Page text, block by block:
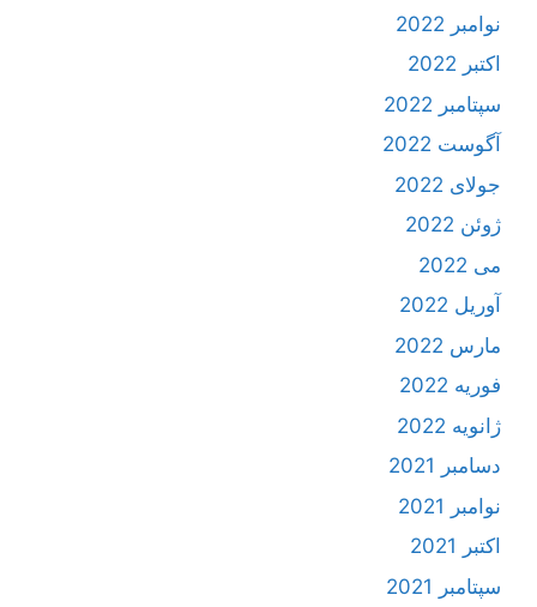
نوامبر 2022
اکتبر 2022
سپتامبر 2022
آگوست 2022
جولای 2022
ژوئن 2022
می 2022
آوریل 2022
مارس 2022
فوریه 2022
ژانویه 2022
دسامبر 2021
نوامبر 2021
اکتبر 2021
سپتامبر 2021